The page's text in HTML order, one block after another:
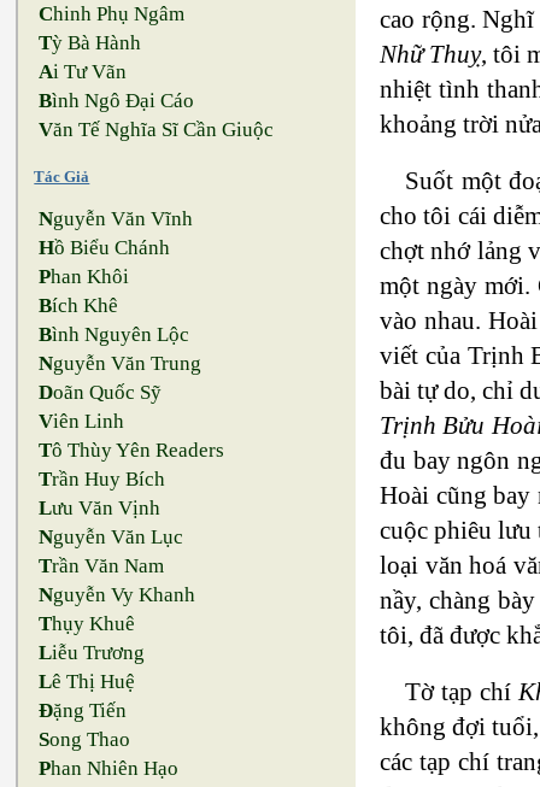
Chinh Phụ Ngâm
Tỳ Bà Hành
Ai Tư Vãn
Bình Ngô Đại Cáo
Văn Tế Nghĩa Sĩ Cần Giuộc
Tác Giả
Nguyễn Văn Vĩnh
Hồ Biểu Chánh
Phan Khôi
Bích Khê
Bình Nguyên Lộc
Nguyễn Văn Trung
Doãn Quốc Sỹ
Viên Linh
Tô Thùy Yên Readers
Trần Huy Bích
Lưu Văn Vịnh
Nguyễn Văn Lục
Trần Văn Nam
Nguyễn Vy Khanh
Thụy Khuê
Liễu Trương
Lê Thị Huệ
Đặng Tiến
Song Thao
Phan Nhiên Hạo
cao rộng.
Nhữ Thuỵ, tôi
nhiệt tình
khoảng trời
Suốt một
cho tôi cái
chợt nhớ lảng
một ngày mới.
vào nhau.
viết của Trịnh
bài tự do, chỉ
Trịnh Bửu
đu bay ngôn
Hoài cũng bay
cuộc phiêu
loại văn hoá
nầy, chàng
tôi, đã được
Tờ tạp chí
không đợi tuổi,
các tạp chí